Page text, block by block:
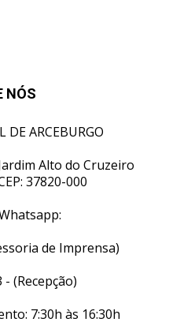
NÓS
DE ARCEBURGO
Alto do Cruzeiro
37820-000
de Imprensa)
(Recepção)
7:30h às 16:30h